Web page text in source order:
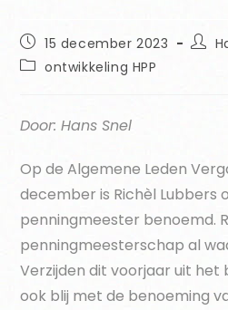
15 december 2023
ontwikkeling HPP
Door: Hans Snel
Op de Algemene Leden
december is Richèl Lubbers
penningmeester benoemd.
penningmeesterschap al
Verzijden dit voorjaar uit het
ook blij met de benoeming